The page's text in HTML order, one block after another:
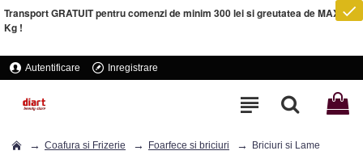
Transport GRATUIT pentru comenzi de minim 300 lei si greutatea de MAXIM 5
Kg !
Autentificare Inregistrare
Coafura si Frizerie Foarfece si briciuri Briciuri si Lame